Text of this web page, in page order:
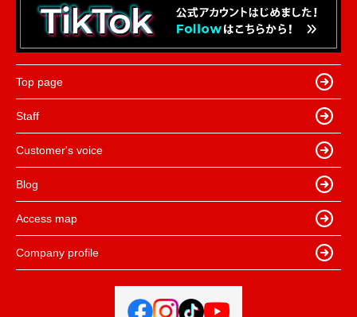
Top page
Staff
Customer's voice
Blog
Access map
Company profile